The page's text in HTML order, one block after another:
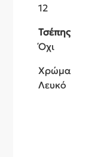
12
Τσέπης
Όχι
Χρώμα
Λευκό